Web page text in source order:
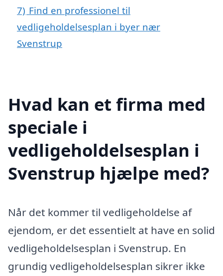
7) Find en professionel til
vedligeholdelsesplan i byer nær
Svenstrup
Hvad kan et firma med
speciale i
vedligeholdelsesplan i
Svenstrup hjælpe med?
Når det kommer til vedligeholdelse af
ejendom, er det essentielt at have en solid
vedligeholdelsesplan i Svenstrup. En
grundig vedligeholdelsesplan sikrer ikke